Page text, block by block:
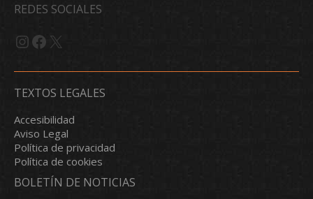
REDES SOCIALES
Instagram
Facebook
X
TEXTOS LEGALES
Accesibilidad
Aviso Legal
Política de privacidad
Política de cookies
BOLETÍN DE NOTICIAS